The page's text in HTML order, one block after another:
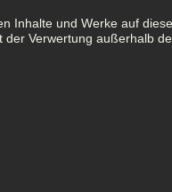
Inhalte und Werke auf
der Verwertung außerhalb